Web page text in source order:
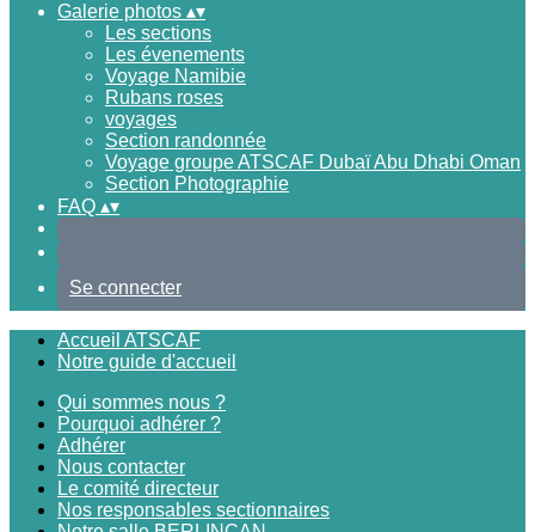
Galerie photos ▴▾
Les sections
Les évenements
Voyage Namibie
Rubans roses
voyages
Section randonnée
Voyage groupe ATSCAF Dubaï Abu Dhabi Oman
Section Photographie
FAQ ▴▾
Se connecter
Accueil ATSCAF
Notre guide d'accueil
Qui sommes nous ?
Pourquoi adhérer ?
Adhérer
Nous contacter
Le comité directeur
Nos responsables sectionnaires